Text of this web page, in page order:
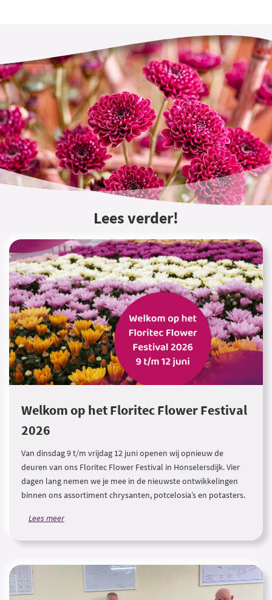
Lees verder!
Welkom op het Floritec Flower Festival
2026
Van dinsdag 9 t/m vrijdag 12 juni openen wij opnieuw de
deuren van ons Floritec Flower Festival in Honselersdijk. Vier
dagen lang nemen we je mee in de nieuwste ontwikkelingen
binnen ons assortiment chrysanten, potcelosia’s en potasters.
Lees meer